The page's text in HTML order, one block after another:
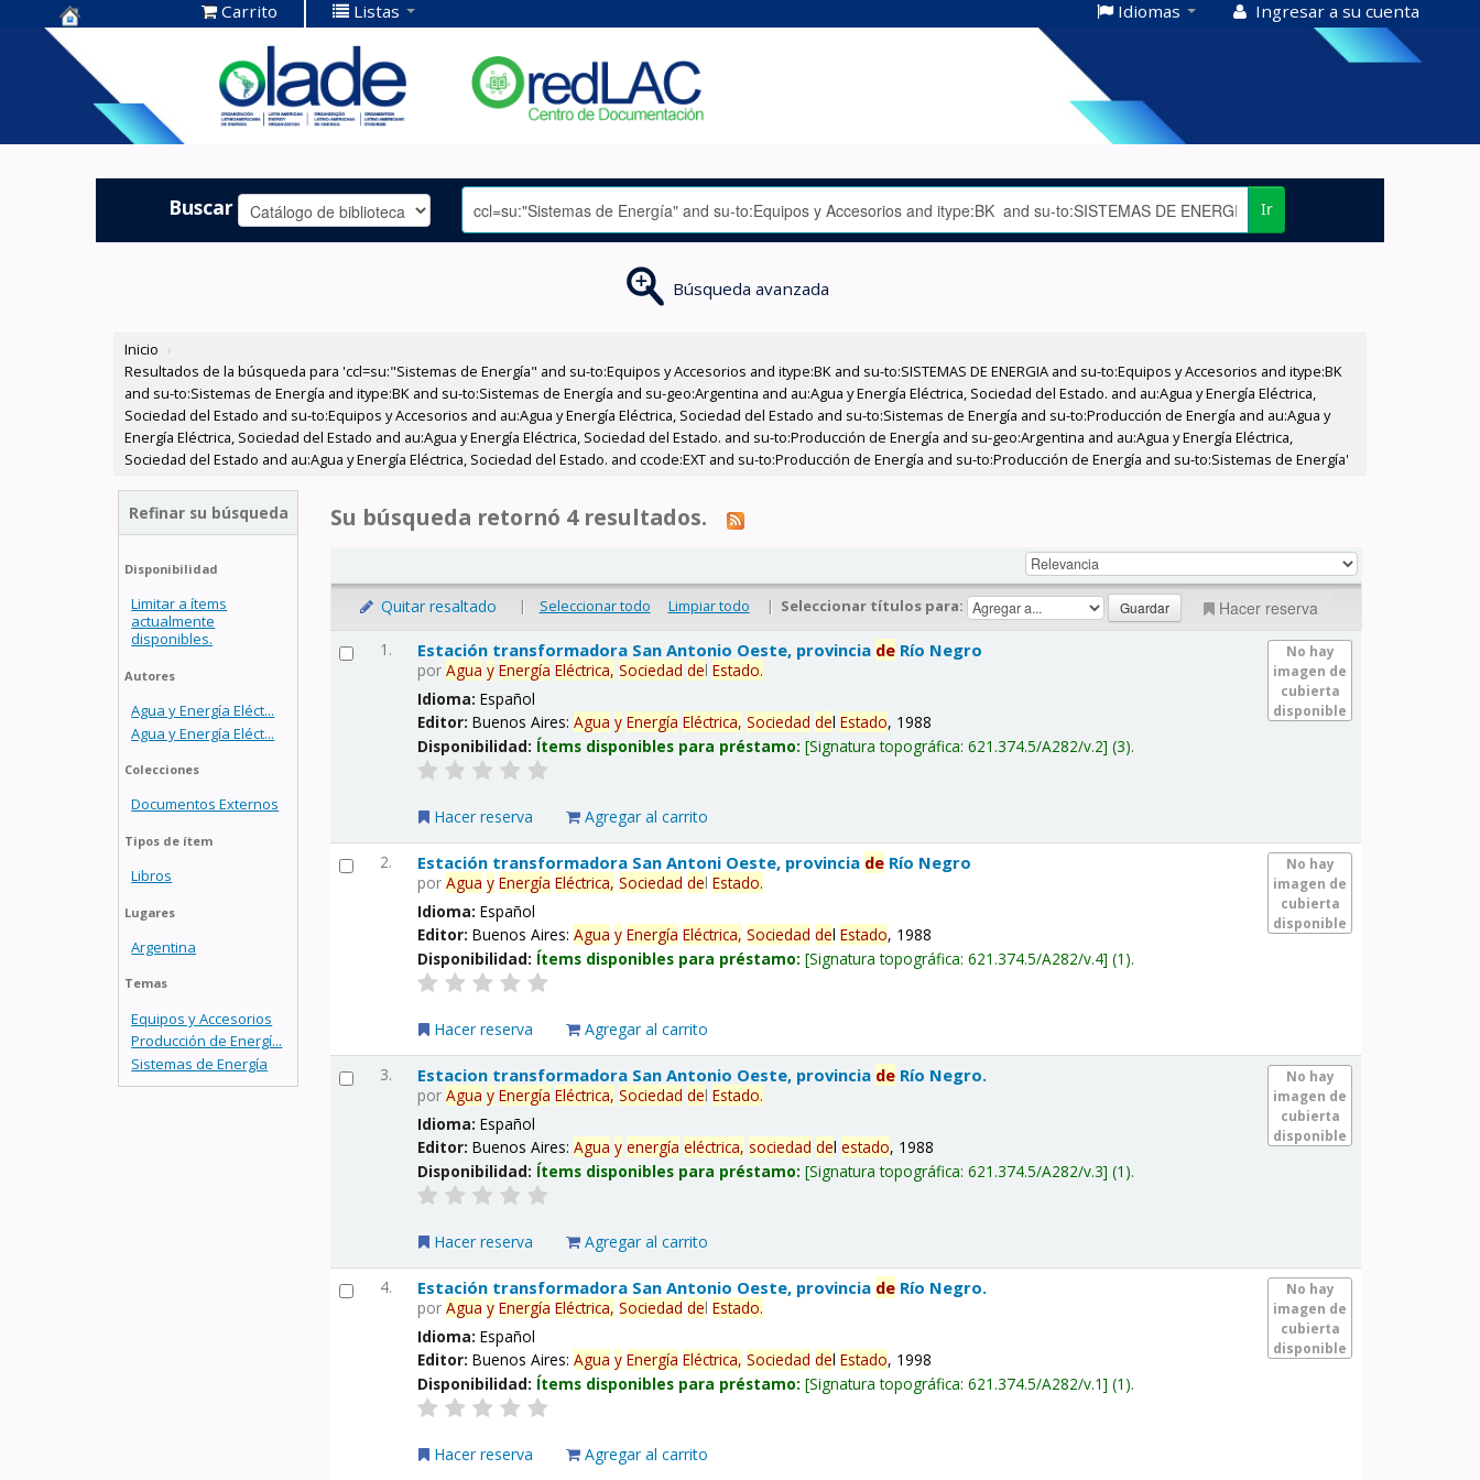
Centro de
Documentación
OLADE -
Carrito Listas Idiomas Ingresar a su cuenta
Buscar Ir
Búsqueda avanzada
Inicio ›
Resultados de la búsqueda para 'ccl=su:"Sistemas de Energía" and su-to:Equipos y Accesorios and itype:BK and su-to:SISTEMAS DE ENERGIA and su-to:Equipos y Accesorios and itype:BK
and su-to:Sistemas de Energía and itype:BK and su-to:Sistemas de Energía and su-geo:Argentina and au:Agua y Energía Eléctrica, Sociedad del Estado. and au:Agua y Energía Eléctrica,
Sociedad del Estado and su-to:Equipos y Accesorios and au:Agua y Energía Eléctrica, Sociedad del Estado and su-to:Sistemas de Energía and su-to:Producción de Energía and au:Agua y
Energía Eléctrica, Sociedad del Estado and au:Agua y Energía Eléctrica, Sociedad del Estado. and su-to:Producción de Energía and su-geo:Argentina and au:Agua y Energía Eléctrica,
Sociedad del Estado and au:Agua y Energía Eléctrica, Sociedad del Estado. and ccode:EXT and su-to:Producción de Energía and su-to:Producción de Energía and su-to:Sistemas de Energía'
Refinar su búsqueda
Disponibilidad
Limitar a ítems
actualmente
disponibles.
Autores
Agua y Energía Eléct...
Agua y Energía Eléct...
Colecciones
Documentos Externos
Tipos de ítem
Libros
Lugares
Argentina
Temas
Equipos y Accesorios
Producción de Energí...
Sistemas de Energía
Su búsqueda retornó 4 resultados.
Quitar resaltado | Seleccionar todo Limpiar todo | Seleccionar títulos para: Hacer reserva
1.
No hay
imagen de
cubierta
disponible
Estación transformadora San Antonio Oeste, provincia de Río Negro
porAgua y Energía Eléctrica, Sociedad delEstado.
Idioma:Español
Editor:Buenos Aires:Agua y Energía Eléctrica, Sociedad delEstado, 1988
Disponibilidad: Ítems disponibles para préstamo: Signatura topográfica:621.374.5/A282/v.2 (3).
Hacer reserva Agregar al carrito
2.
No hay
imagen de
cubierta
disponible
Estación transformadora San Antoni Oeste, provincia de Río Negro
porAgua y Energía Eléctrica, Sociedad delEstado.
Idioma:Español
Editor:Buenos Aires:Agua y Energía Eléctrica, Sociedad delEstado, 1988
Disponibilidad: Ítems disponibles para préstamo: Signatura topográfica:621.374.5/A282/v.4 (1).
Hacer reserva Agregar al carrito
3.
No hay
imagen de
cubierta
disponible
Estacion transformadora San Antonio Oeste, provincia de Río Negro.
porAgua y Energía Eléctrica, Sociedad delEstado.
Idioma:Español
Editor:Buenos Aires:Agua y energía eléctrica, sociedad delestado, 1988
Disponibilidad: Ítems disponibles para préstamo: Signatura topográfica:621.374.5/A282/v.3 (1).
Hacer reserva Agregar al carrito
4.
No hay
imagen de
cubierta
disponible
Estación transformadora San Antonio Oeste, provincia de Río Negro.
porAgua y Energía Eléctrica, Sociedad delEstado.
Idioma:Español
Editor:Buenos Aires:Agua y Energía Eléctrica, Sociedad delEstado, 1998
Disponibilidad: Ítems disponibles para préstamo: Signatura topográfica:621.374.5/A282/v.1 (1).
Hacer reserva Agregar al carrito